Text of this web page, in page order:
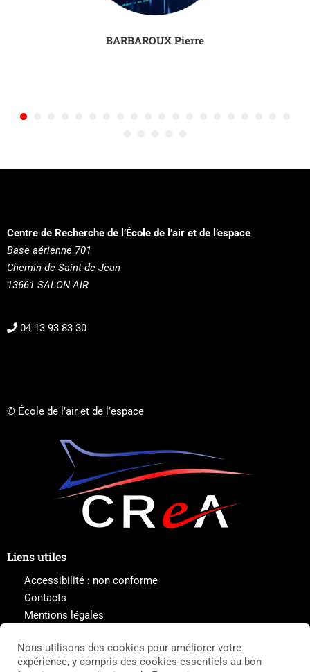
BARBAROUX Pierre
Centre de Recherche de l’École de l’air et de l’espace
Base aérienne 701
Chemin de Saint de Jean
13661 SALON AIR
04 13 93 83 30
© École de l’air et de l’espace
Liens utiles
Accessibilité : non conforme
Contacts
Mentions légales
Politique de cookies
Politique de protection des données
Nous utilisons des cookies pour améliorer votre
expérience, y compris des cookies essentiels au bon